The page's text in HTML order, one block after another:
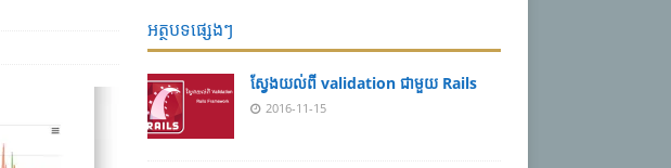
អត្ថបទផ្សេងៗ
ស្វែងយល់ពី validation ជាមួយ Rails
2016-11-15